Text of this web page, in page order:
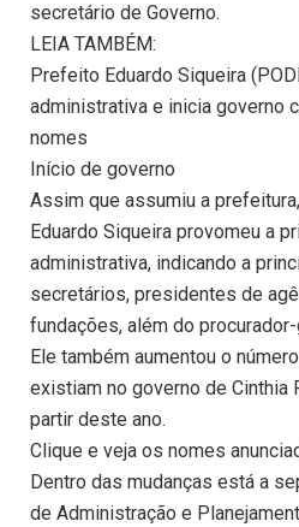
secretário de Governo.
LEIA TAMBÉM:
Prefeito Eduardo Siqueira
administrativa e inicia governo
nomes
Início de governo
Assim que assumiu a
Eduardo Siqueira provomeu a
administrativa, indicando a
secretários, presidentes de
fundações, além do
Ele também aumentou o
existiam no governo de Cinthia
partir deste ano.
Clique e veja os nomes
Dentro das mudanças está a
de Administração e